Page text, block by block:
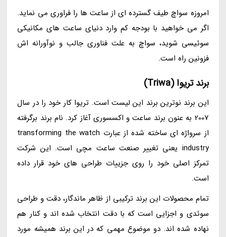
امروزه سواچ طیف گسترده ای از ساعت ها را فراوری می نماید.
اگر می خواهید با بودجه کم وارد دنیای ساعت های مکانیکی
سوئیسی شوید، سواچ به علت فناوری جالب و نوآورانه اش
فزونین راه است.
برند تریوا (Triwa)
این برند نوترین برند این لیست است. تریوا کار خود را در سال
2007 به عنون برند ساعت و اکسسوری آغاز کرد. نام برند برگرفته
از سرواژه ای ساخته شده از عبارت transforming the watch
industry یعنی تغییر صنعت ساعت مچی است. این شرکت
تمرکز اصلی خود را روی جزییات طراحی های خود قرار داده
است.
تمام محصولات این برند ترکیبی از ظاهر ماندگار، دقت و طراحی
سوئدی و اجزایی است که با دقت انتخاب شده اند و کنار هم
نهاده شده اند. دو موضوع مهمی که در این برند همیشه مورد